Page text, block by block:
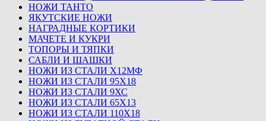
НОЖИ ТАНТО
ЯКУТСКИЕ НОЖИ
НАГРАДНЫЕ КОРТИКИ
МАЧЕТЕ И КУКРИ
ТОПОРЫ И ТЯПКИ
САБЛИ И ШАШКИ
НОЖИ ИЗ СТАЛИ Х12МФ
НОЖИ ИЗ СТАЛИ 95Х18
НОЖИ ИЗ СТАЛИ 9ХС
НОЖИ ИЗ СТАЛИ 65Х13
НОЖИ ИЗ СТАЛИ 110Х18